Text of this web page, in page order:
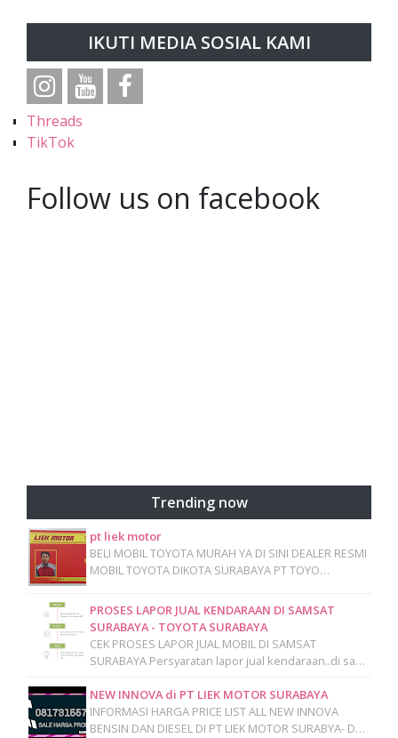
IKUTI MEDIA SOSIAL KAMI
Threads
TikTok
Follow us on facebook
Trending now
pt liek motor
BELI MOBIL TOYOTA MURAH YA DI SINI DEALER RESMI
MOBIL TOYOTA DIKOTA SURABAYA PT TOYO…
PROSES LAPOR JUAL KENDARAAN DI SAMSAT
SURABAYA - TOYOTA SURABAYA
CEK PROSES LAPOR JUAL MOBIL DI SAMSAT
SURABAYA Persyaratan lapor jual kendaraan..di sa…
NEW INNOVA di PT LIEK MOTOR SURABAYA
INFORMASI HARGA PRICE LIST ALL NEW INNOVA
BENSIN DAN DIESEL DI PT LIEK MOTOR SURABYA- D…